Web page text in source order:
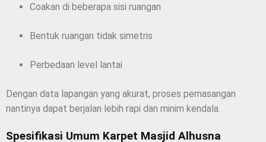
Coakan di beberapa sisi ruangan
Bentuk ruangan tidak simetris
Perbedaan level lantai
Dengan data lapangan yang akurat, proses pemasangan
nantinya dapat berjalan lebih rapi dan minim kendala.
Spesifikasi Umum Karpet Masjid Alhusna